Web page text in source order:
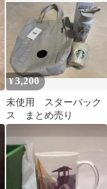
¥3,200
未使用 スターバック
ス まとめ売り